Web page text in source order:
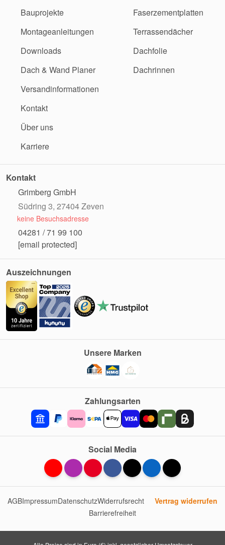
Bauprojekte
Montageanleitungen
Downloads
Dach & Wand Planer
Versandinformationen
Kontakt
Über uns
Karriere
Faserzementplatten
Terrassendächer
Dachfolie
Dachrinnen
Kontakt
Grimberg GmbH
Südring 3, 27404 Zeven
keine Besuchsadresse
04281 / 71 99 100
[email protected]
Auszeichnungen
Zahlungsarten
Unsere Marken
Social Media
AGBImpressumDatenschutzWiderrufsrecht
Vertrag widerrufen
Barrierefreiheit